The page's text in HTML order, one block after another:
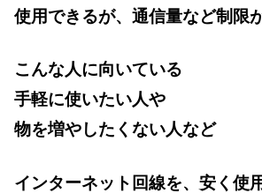
使用できるが、通信量など制限
こんな人に向いている
手軽に使いたい人や
物を増やしたくない人など
インターネット回線を、安く使